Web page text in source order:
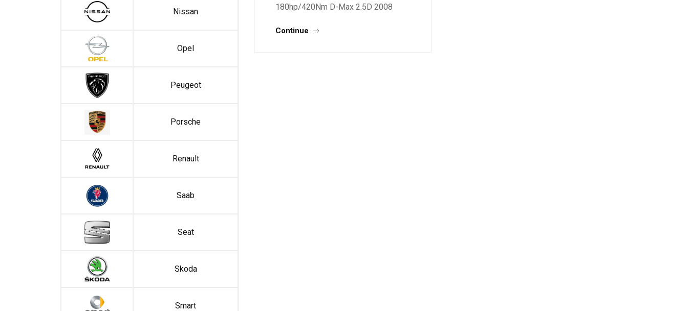
Nissan
Opel
Peugeot
Porsche
Renault
Saab
Seat
Skoda
Smart
180hp/420Nm D-Max 2.5D 2008
2.5D 2008 136hp Stage 1
Continue